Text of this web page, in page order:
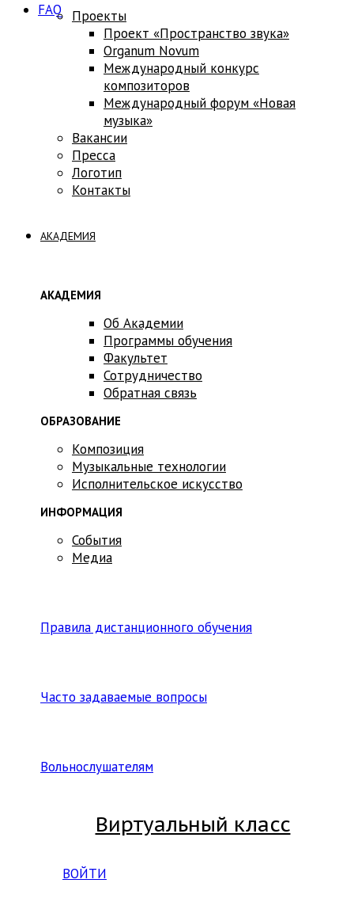
FAQ
Проекты
Проект «Пространство звука»
Оrganum Novum
Международный конкурс
композиторов
Международный форум «Новая
музыка»
Вакансии
Пресса
Логотип
Контакты
АКАДЕМИЯ
АКАДЕМИЯ
Об Академии
Программы обучения
Факультет
Сотрудничество
Обратная связь
ОБРАЗОВАНИЕ
Композиция
Музыкальные технологии
Исполнительское искусство
ИНФОРМАЦИЯ
События
Медиа
Правила дистанционного обучения
Часто задаваемые вопросы
Вольнослушателям
Виртуальный класс
ВОЙТИ